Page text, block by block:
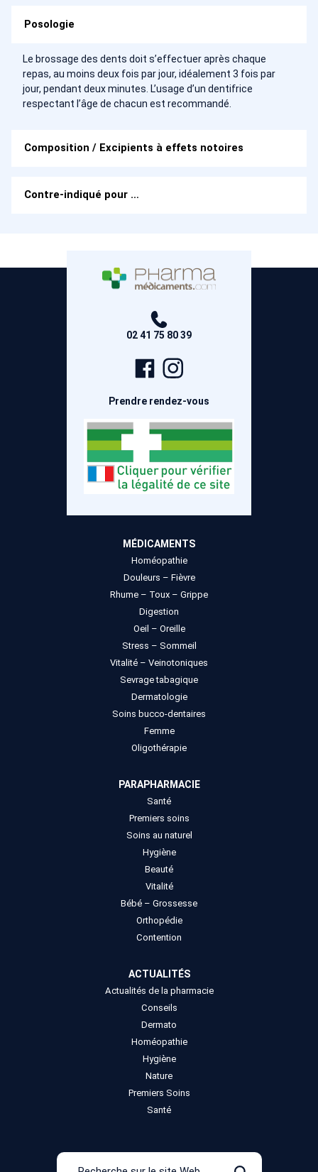
Posologie
Le brossage des dents doit s’effectuer après chaque
repas, au moins deux fois par jour, idéalement 3 fois par
jour, pendant deux minutes. L’usage d’un dentifrice
respectant l’âge de chacun est recommandé.
Composition / Excipients à effets notoires
Contre-indiqué pour …
02 41 75 80 39
Page
Facebook
Prendre rendez-vous
MÉDICAMENTS
Homéopathie
Douleurs – Fièvre
Rhume – Toux – Grippe
Digestion
Oeil – Oreille
Stress – Sommeil
Vitalité – Veinotoniques
Sevrage tabagique
Dermatologie
Soins bucco-dentaires
Femme
Oligothérapie
PARAPHARMACIE
Santé
Premiers soins
Soins au naturel
Hygiène
Beauté
Vitalité
Bébé – Grossesse
Orthopédie
Contention
ACTUALITÉS
Actualités de la pharmacie
Conseils
Dermato
Homéopathie
Hygiène
Nature
Premiers Soins
Santé
Recherche